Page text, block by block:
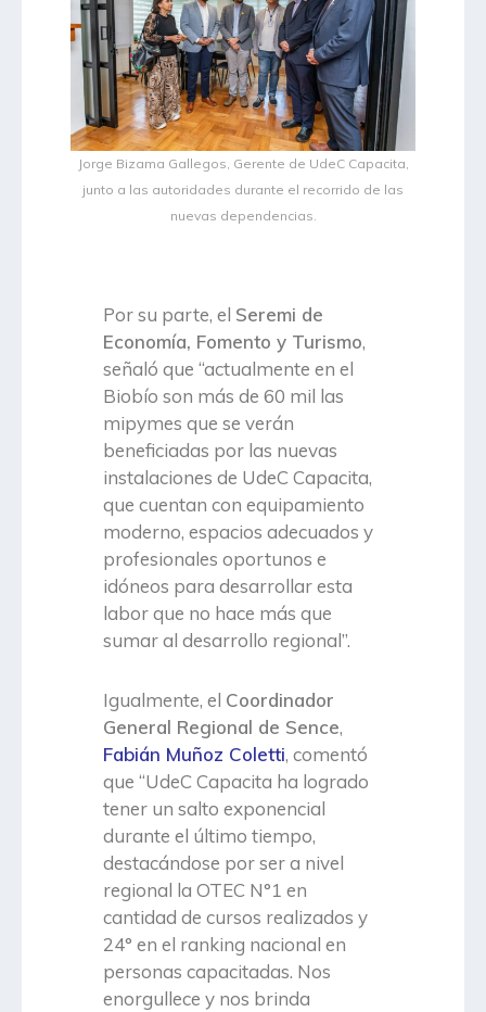
Jorge Bizama Gallegos, Gerente de UdeC Capacita,
junto a las autoridades durante el recorrido de las
nuevas dependencias.
Por su parte, el Seremi de
Economía, Fomento y Turismo,
señaló que “actualmente en el
Biobío son más de 60 mil las
mipymes que se verán
beneficiadas por las nuevas
instalaciones de UdeC Capacita,
que cuentan con equipamiento
moderno, espacios adecuados y
profesionales oportunos e
idóneos para desarrollar esta
labor que no hace más que
sumar al desarrollo regional”.
Igualmente, el Coordinador
General Regional de Sence,
Fabián Muñoz Coletti, comentó
que “UdeC Capacita ha logrado
tener un salto exponencial
durante el último tiempo,
destacándose por ser a nivel
regional la OTEC N°1 en
cantidad de cursos realizados y
24° en el ranking nacional en
personas capacitadas. Nos
enorgullece y nos brinda